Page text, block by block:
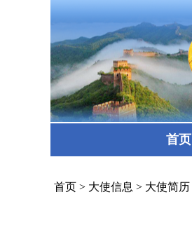
首页
首页 > 大使信息 > 大使简历